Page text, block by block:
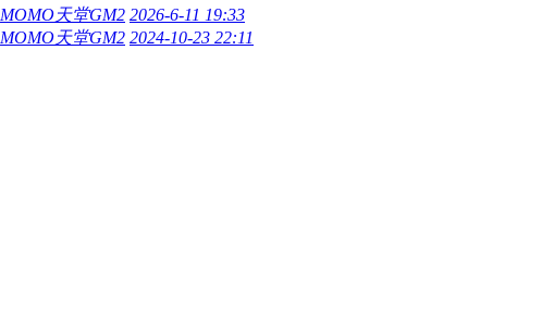
MOMO天堂GM2 2026-6-11 19:33
MOMO天堂GM2 2024-10-23 22:11